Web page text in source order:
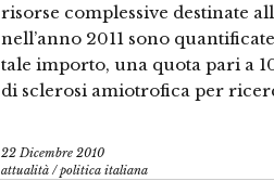
risorse complessive destinate
nell’anno 2011 sono
tale importo, una quota pari a
di sclerosi amiotrofica per
22 Dicembre 2010
attualità /politica italiana